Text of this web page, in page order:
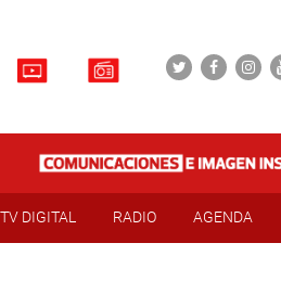
TV DIGITAL RADIO AGENDA